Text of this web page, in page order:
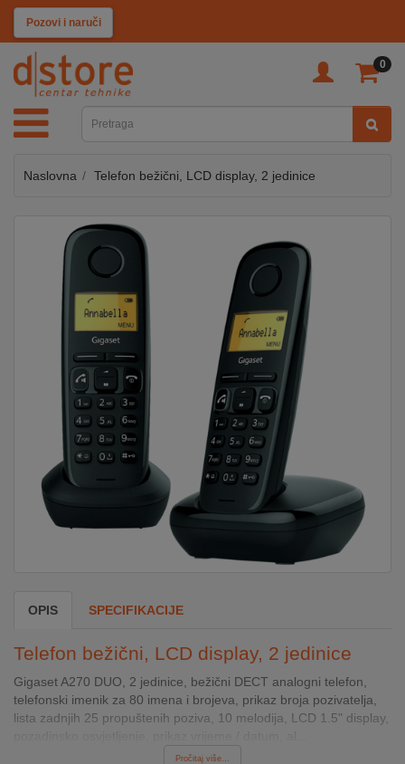
Pozovi i naruči
0
KATEGORIJE
TV
SAT
MOBILNI
KUĆANSKI
ALATI
KLIMATIZACIJA
Naslovna Telefon bežični, LCD display, 2 jedinice
OPIS SPECIFIKACIJE
Telefon bežični, LCD display, 2 jedinice
Gigaset A270 DUO, 2 jedinice, bežični DECT analogni telefon,
telefonski imenik za 80 imena i brojeva, prikaz broja pozivatelja,
lista zadnjih 25 propuštenih poziva, 10 melodija, LCD 1.5" display,
Pročitaj više...